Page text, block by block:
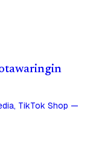
TikTok Shop —